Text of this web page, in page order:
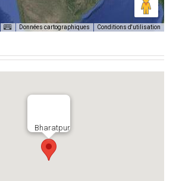
Données cartographiques Conditions d'utilisation
Bharatpur